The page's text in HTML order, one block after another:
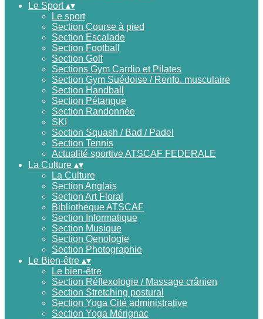
Le Sport▴▾
Le sport
Section Course à pied
Section Escalade
Section Football
Section Golf
Sections Gym Cardio et Pilates
Section Gym Suédoise / Renfo. musculaire
Section Handball
Section Pétanque
Section Randonnée
SKI
Section Squash / Bad / Padel
Section Tennis
Actualité sportive ATSCAF FEDERALE
La Culture ▴▾
La Culture
Section Anglais
Section Art Floral
Bibliothèque ATSCAF
Section Informatique
Section Musique
Section Oenologie
Section Photographie
Le Bien-être ▴▾
Le bien-être
Section Réflexologie / Massage crânien
Section Stretching postural
Section Yoga Cité administrative
Section Yoga Mérignac